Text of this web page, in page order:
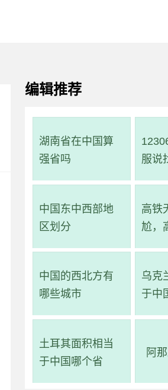
编辑推荐
湖南省在中国算
强省吗
服说
中国东中西部地
区划分
高铁
尬，
中国的西北方有
哪些城市
乌克
于中
土耳其面积相当
于中国哪个省
阿